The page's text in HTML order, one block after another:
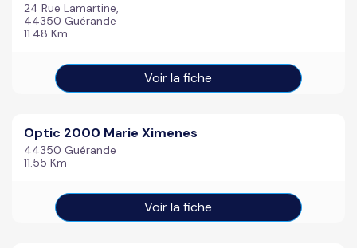
24 Rue Lamartine,
44350 Guérande
11.48 Km
Voir la fiche
Optic 2000 Marie Ximenes
44350 Guérande
11.55 Km
Voir la fiche